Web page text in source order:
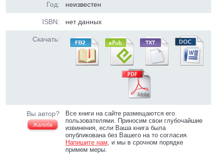
Год: неизвестен
ISBN: нет данных
Скачать:
Вы автор?
Жалоба
Все книги на сайте размещаются его
пользователями. Приносим свои глубочайшие
извинения, если Ваша книга была
опубликована без Вашего на то согласия.
Напишите нам, и мы в срочном порядке
примем меры.